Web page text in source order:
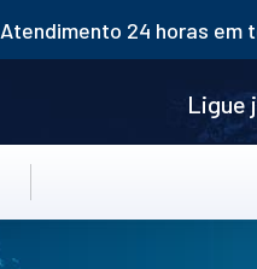
Atendimento 24 horas em
Ligue